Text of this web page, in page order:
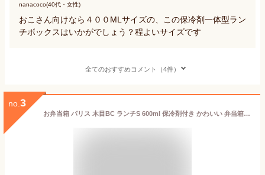
nanacoco(40代・女性)
おこさん向けなら４００MLサイズの、この保冷剤一体型ラン
チボックスはいかがでしょう？程よいサイズです
全てのおすすめコメント（4件）
no. 3
お弁当箱 パリス 木目BC ランチS 600ml 保冷剤付き かわいい 弁当箱 女子 男子 大人 子供 小学生 中学生 高校生 お弁当 女の子 ランチボックス